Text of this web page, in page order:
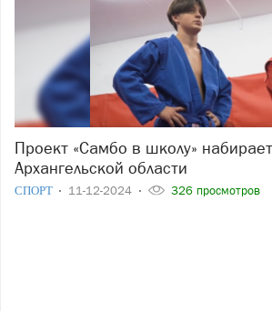
Проект «Самбо в школу» набирает обороты в
Архангельской области
СПОРТ 11-12-2024 326 просмотров